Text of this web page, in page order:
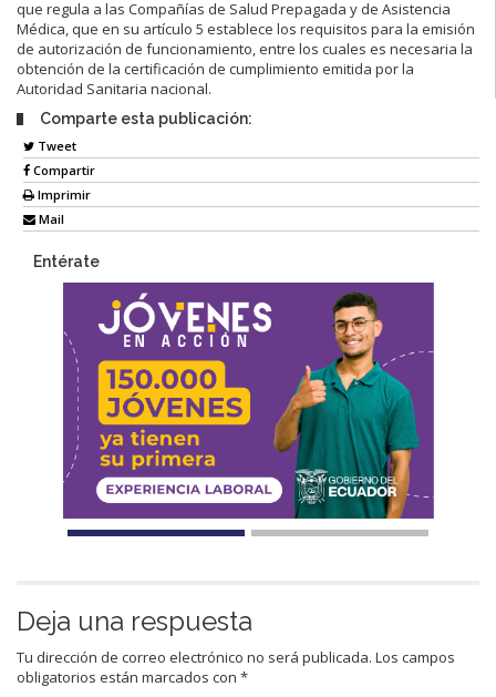
que regula a las Compañías de Salud Prepagada y de Asistencia
Médica, que en su artículo 5 establece los requisitos para la emisión
de autorización de funcionamiento, entre los cuales es necesaria la
obtención de la certificación de cumplimiento emitida por la
Autoridad Sanitaria nacional.
Comparte esta publicación:
Tweet
Compartir
Imprimir
Mail
Entérate
Deja una respuesta
Tu dirección de correo electrónico no será publicada. Los campos
obligatorios están marcados con *